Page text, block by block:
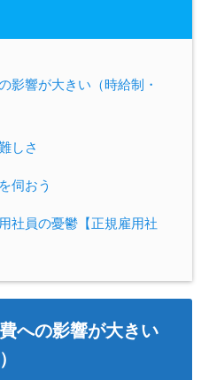
影響が大きい（時給制・
しさ
伺おう
社員の憂鬱【正規雇用社
への影響が大きい